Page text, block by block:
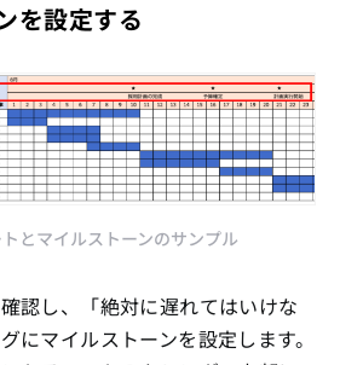
を設定する
とマイルストーンのサンプル
認し、「絶対に遅れてはいけな
にマイルストーンを設定します。